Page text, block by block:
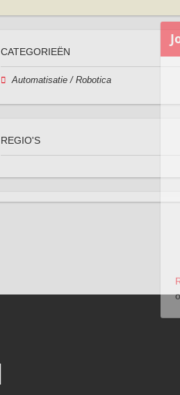
CATEGORIEËN
Automatisatie / Robotica
REGIO'S